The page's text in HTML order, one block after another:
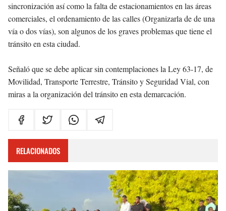
sincronización así como la falta de estacionamientos en las áreas
comerciales, el ordenamiento de las calles (Organizarla de de una
vía o dos vías), son algunos de los graves problemas que tiene el
tránsito en esta ciudad.
Señaló que se debe aplicar sin contemplaciones la Ley 63-17, de
Movilidad, Transporte Terrestre, Tránsito y Seguridad Vial, con
miras a la organización del tránsito en esta demarcación.
RELACIONADOS